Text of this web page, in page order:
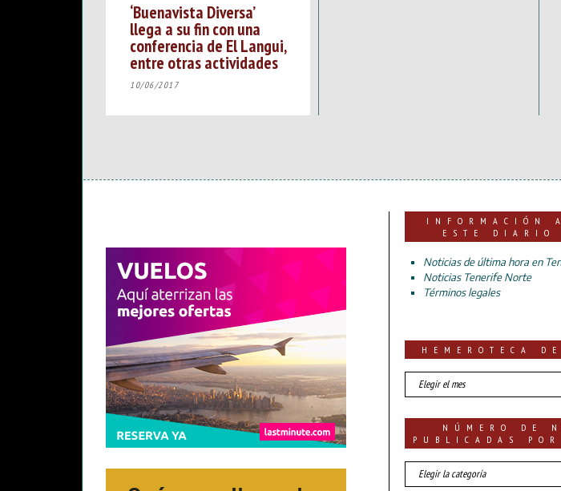
‘Buenavista Diversa’
llega a su fin con una
conferencia de El Langui,
entre otras actividades
10/06/2017
INFORMACIÓN
ESTE DIARIO
Noticias de última hora en
Noticias Tenerife Norte
Términos legales
HEMEROTECA
HEMEROTECA
DE
NÚMERO DE
PUBLICADAS
número
de